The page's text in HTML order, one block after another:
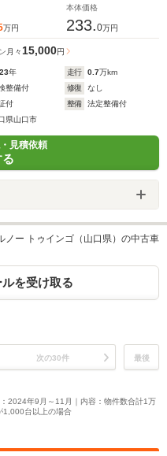
万円
本体価格
233.0万円
月々 15,000円
年 走行 0.7万km
整備付 修復
なし
付 整備
法定整備付
県山口市
見積依頼
ノー トゥインゴ（山口県）の中古車
を受け取る
次の30件 最後
2024年9月～11月｜内容：物件数合計1万
1,000台以上の場合